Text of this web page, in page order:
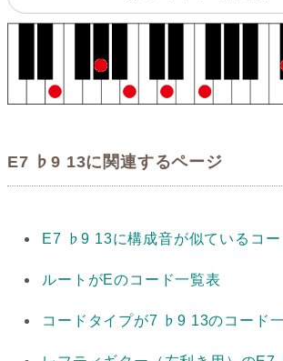
E7 ♭9 13に関連するページ
E7 ♭9 13に構成音が似ているコー
ルートがEのコード一覧表
コードタイプが7 ♭9 13のコード